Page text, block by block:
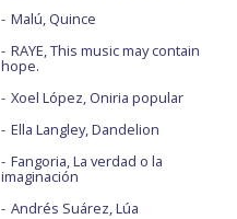
Malú, Quince
RAYE, This music may contain
hope.
Xoel López, Oniria popular
Ella Langley, Dandelion
Fangoria, La verdad o la
imaginación
Andrés Suárez, Lúa